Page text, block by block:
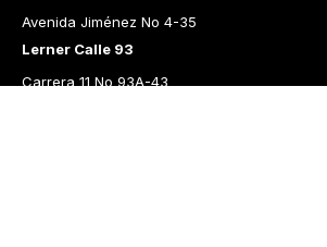
Avenida Jiménez No 4-35
Lerner Calle 93
Carrera 11 No 93A-43